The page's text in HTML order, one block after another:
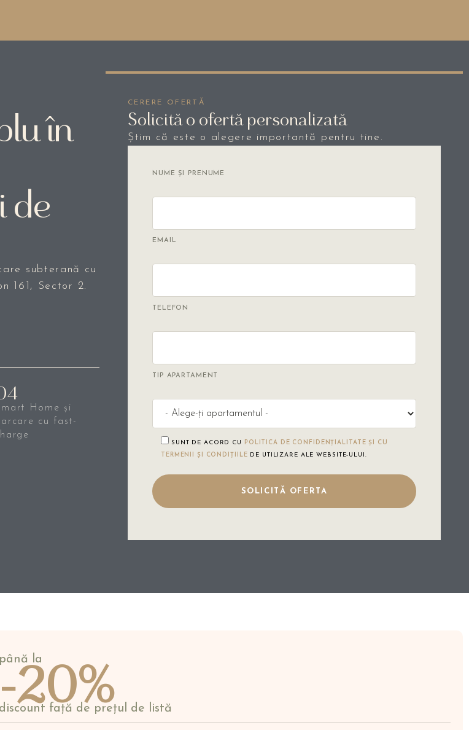
în
de
subterană cu
161, Sector 2.
Home și
cu fast-
CERERE OFERTĂ
Solicită o ofertă personalizată
Știm că este o alegere importantă pentru tine.
NUME ȘI PRENUME
EMAIL
TELEFON
TIP APARTAMENT
SUNT DE ACORD CU
POLITICA DE CONFIDENȚIALITATE ȘI CU
TERMENII ȘI CONDIȚIILE DE UTILIZARE ALE WEBSITE-ULUI.
până la
-20%
discount față de prețul de listă